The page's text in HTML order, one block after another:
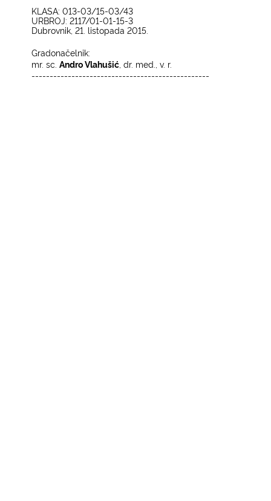
KLASA: 013-03/15-03/43
URBROJ: 2117/01-01-15-3
Dubrovnik, 21. listopada 2015.
Gradonačelnik:
mr. sc.Andro Vlahušić , dr. med., v. r.
-------------------------------------------------